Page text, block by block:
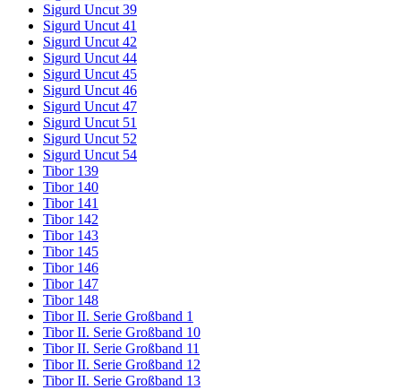
Sigurd Uncut 39
Sigurd Uncut 41
Sigurd Uncut 42
Sigurd Uncut 44
Sigurd Uncut 45
Sigurd Uncut 46
Sigurd Uncut 47
Sigurd Uncut 51
Sigurd Uncut 52
Sigurd Uncut 54
Tibor 139
Tibor 140
Tibor 141
Tibor 142
Tibor 143
Tibor 145
Tibor 146
Tibor 147
Tibor 148
Tibor II. Serie Großband 1
Tibor II. Serie Großband 10
Tibor II. Serie Großband 11
Tibor II. Serie Großband 12
Tibor II. Serie Großband 13